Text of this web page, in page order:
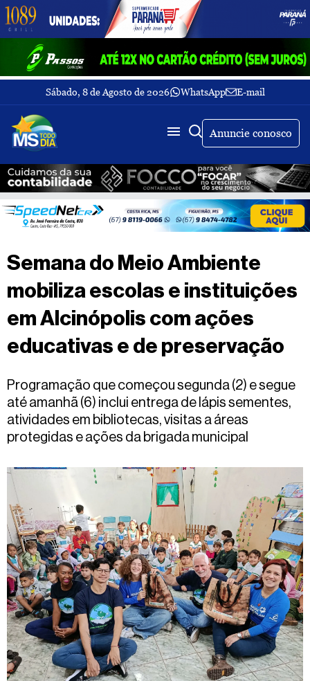
Sábado, 8 de Agosto de 2026 WhatsApp E-mail
Fechar Menu
Últimas
notícias
Galeria
de
fotos
Sobre
Nós
TV
MS
dia
Fale
Anuncie conosco
Buscar
Semana do Meio Ambiente
mobiliza escolas e instituições
em Alcinópolis com ações
educativas e de preservação
Programação que começou segunda (2) e segue
até amanhã (6) inclui entrega de lápis sementes,
atividades em bibliotecas, visitas a áreas
protegidas e ações da brigada municipal